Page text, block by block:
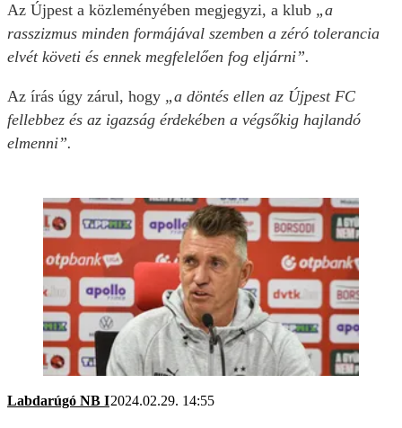
Az Újpest a közleményében megjegyzi, a klub „a
rasszizmus minden formájával szemben a zéró tolerancia
elvét követi és ennek megfelelően fog eljárni”.
Az írás úgy zárul, hogy „a döntés ellen az Újpest FC
fellebbez és az igazság érdekében a végsőkig hajlandó
elmenni”.
Labdarúgó NB I2024.02.29. 14:55